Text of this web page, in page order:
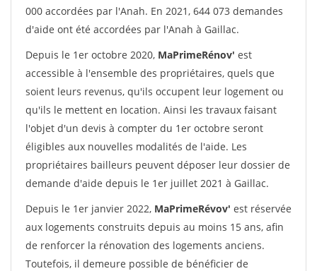
000 accordées par l'Anah. En 2021, 644 073 demandes
d'aide ont été accordées par l'Anah à Gaillac.
Depuis le 1er octobre 2020, MaPrimeRénov' est
accessible à l'ensemble des propriétaires, quels que
soient leurs revenus, qu'ils occupent leur logement ou
qu'ils le mettent en location. Ainsi les travaux faisant
l'objet d'un devis à compter du 1er octobre seront
éligibles aux nouvelles modalités de l'aide. Les
propriétaires bailleurs peuvent déposer leur dossier de
demande d'aide depuis le 1er juillet 2021 à Gaillac.
Depuis le 1er janvier 2022, MaPrimeRévov' est réservée
aux logements construits depuis au moins 15 ans, afin
de renforcer la rénovation des logements anciens.
Toutefois, il demeure possible de bénéficier de